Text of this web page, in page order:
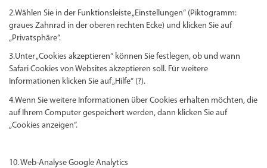
2.Wählen Sie in der Funktionsleiste „Einstellungen“ (Piktogramm:
graues Zahnrad in der oberen rechten Ecke) und klicken Sie auf
„Privatsphäre“.
3.Unter „Cookies akzeptieren“ können Sie festlegen, ob und wann
Safari Cookies von Websites akzeptieren soll. Für weitere
Informationen klicken Sie auf „Hilfe“ (?).
4.Wenn Sie weitere Informationen über Cookies erhalten möchten, die
auf Ihrem Computer gespeichert werden, dann klicken Sie auf
„Cookies anzeigen“.
10. Web-Analyse Google Analytics